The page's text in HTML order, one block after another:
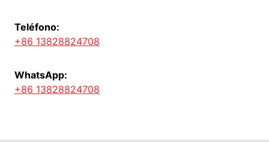
Teléfono:
+86 13828824708
WhatsApp:
+86 13828824708